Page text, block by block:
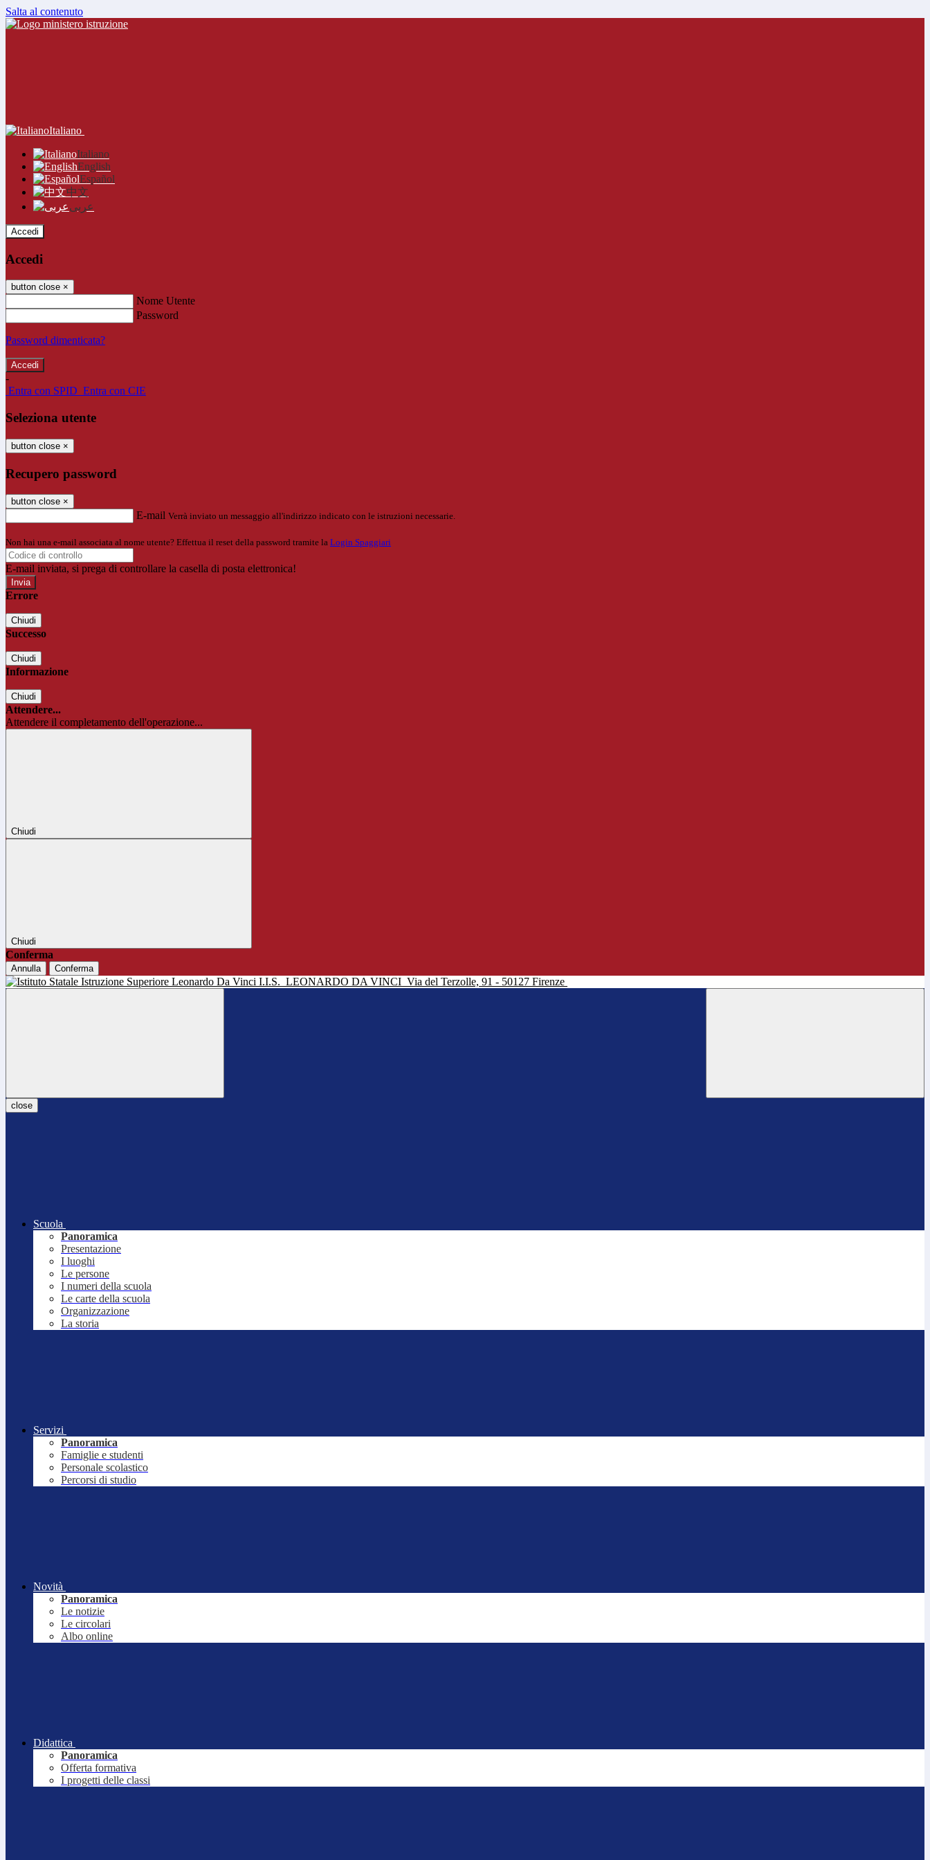
Salta al contenuto
Italiano
Italiano
English
Español
中文
عربى
Accedi
Accedi
button close ×
Nome Utente
Password
Password dimenticata?
-
Entra con SPID Entra con CIE
Seleziona utente
button close ×
Recupero password
button close ×
E-mail Verrà inviato un messaggio all'indirizzo indicato con le istruzioni necessarie.
Non hai una e-mail associata al nome utente? Effettua il reset della password tramite la Login Spaggiari
E-mail inviata, si prega di controllare la casella di posta elettronica!
Errore
Chiudi
Successo
Chiudi
Informazione
Chiudi
Attendere...
Attendere il completamento dell'operazione...
Chiudi
Chiudi
Conferma
Annulla Conferma
I.I.S. LEONARDO DA VINCI Via del Terzolle, 91 - 50127 Firenze
close
Scuola
Panoramica
Presentazione
I luoghi
Le persone
I numeri della scuola
Le carte della scuola
Organizzazione
La storia
Servizi
Panoramica
Famiglie e studenti
Personale scolastico
Percorsi di studio
Novità
Panoramica
Le notizie
Le circolari
Albo online
Didattica
Panoramica
Offerta formativa
I progetti delle classi